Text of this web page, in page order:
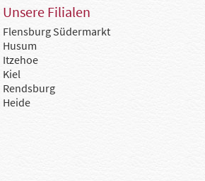
Unsere Filialen
Flensburg Südermarkt
Husum
Itzehoe
Kiel
Rendsburg
Heide